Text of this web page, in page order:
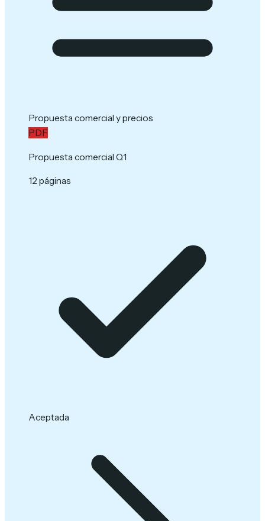
Propuesta comercial y precios
PDF
Propuesta comercial Q1
12 páginas
Aceptada